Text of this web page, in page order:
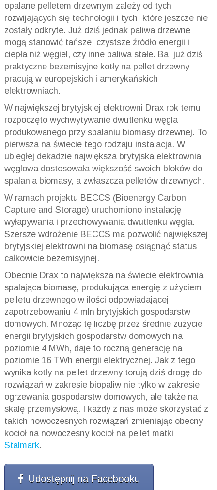
opalane pelletem drzewnym zależy od tych
rozwijających się technologii i tych, które jeszcze nie
zostały odkryte. Już dziś jednak paliwa drzewne
mogą stanowić tańsze, czystsze źródło energii i
ciepła niż węgiel, czy inne paliwa stałe. Ba, już dziś
praktyczne bezemisyjne kotły na pellet drzewny
pracują w europejskich i amerykańskich
elektrowniach.
W największej brytyjskiej elektrowni Drax rok temu
rozpoczęto wychwytywanie dwutlenku węgla
produkowanego przy spalaniu biomasy drzewnej. To
pierwsza na świecie tego rodzaju instalacja. W
ubiegłej dekadzie największa brytyjska elektrownia
węglowa dostosowała większość swoich bloków do
spalania biomasy, a zwłaszcza pelletów drzewnych.
W ramach projektu BECCS (Bioenergy Carbon
Capture and Storage) uruchomiono instalację
wyłapywania i przechowywania dwutlenku węgla.
Szersze wdrożenie BECCS ma pozwolić największej
brytyjskiej elektrowni na biomasę osiągnąć status
całkowicie bezemisyjnej.
Obecnie Drax to największa na świecie elektrownia
spalająca biomasę, produkująca energię z użyciem
pelletu drzewnego w ilości odpowiadającej
zapotrzebowaniu 4 mln brytyjskich gospodarstw
domowych. Mnożąc tę liczbę przez średnie zużycie
energii brytyjskich gospodarstw domowych na
poziomie 4 MWh, daje to roczną generację na
poziomie 16 TWh energii elektrycznej. Jak z tego
wynika kotły na pellet drzewny torują dziś drogę do
rozwiązań w zakresie biopaliw nie tylko w zakresie
ogrzewania gospodarstw domowych, ale także na
skalę przemysłową. I każdy z nas może skorzystać z
takich nowoczesnych rozwiązań zmieniając obecny
kocioł na nowoczesny kocioł na pellet matki
Stalmark.
Udostępnij na Facebooku